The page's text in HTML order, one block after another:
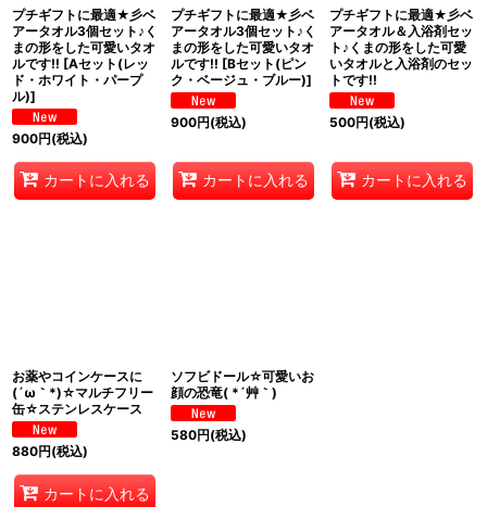
プチギフトに最適★彡ベ
アータオル3個セット♪く
まの形をした可愛いタオ
ルです!! [Aセット(レッ
ド・ホワイト・パープ
ル)]
900円(税込)
カートに入れる
プチギフトに最適★彡ベ
アータオル3個セット♪く
まの形をした可愛いタオ
ルです!! [Bセット(ピン
ク・ベージュ・ブルー)]
900円(税込)
カートに入れる
プチギフトに最適★彡ベ
アータオル＆入浴剤セッ
ト♪くまの形をした可愛
いタオルと入浴剤のセッ
トです!!
500円(税込)
カートに入れる
お薬やコインケースに
(´ω｀*)☆マルチフリー
缶☆ステンレスケース
880円(税込)
カートに入れる
ソフビドール☆可愛いお
顔の恐竜( *´艸｀)
580円(税込)